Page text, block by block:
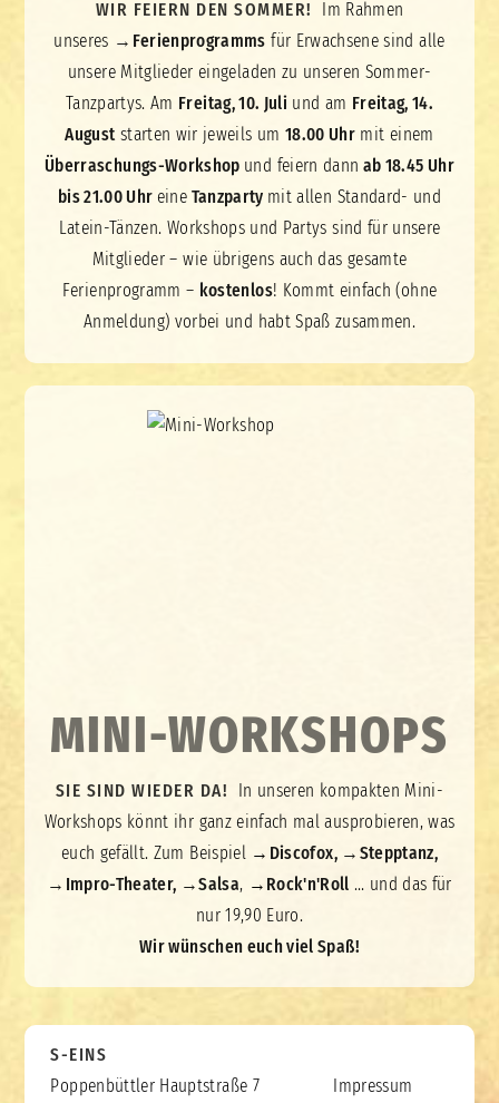
WIR FEIERN DEN SOMMER!
Im Rahmen
unseres → Ferienprogramms für Erwachsene sind alle
unsere Mitglieder eingeladen zu unseren Sommer-
Tanzpartys. Am Freitag, 10. Juli und am Freitag, 14.
Auguststarten wir jeweils um 18.00 Uhr mit einem
Überraschungs-Workshop und feiern dann ab 18.45 Uhr
bis 21.00 Uhr eine Tanzparty mit allen Standard- und
Latein-Tänzen. Workshops und Partys sind für unsere
Mitglieder – wie übrigens auch das gesamte
Ferienprogramm – kostenlos! Kommt einfach (ohne
Anmeldung) vorbei und habt Spaß zusammen.
MINI-WORKSHOPS
SIE SIND WIEDER DA!
In unseren kompakten Mini-
Workshops könnt ihr ganz einfach mal ausprobieren, was
euch gefällt. Zum Beispiel → Discofox, → Stepptanz,
→ Impro-Theater, →Salsa, → Rock'n'Roll … und das für
nur 19,90 Euro.
Wir wünschen euch viel Spaß!
S-EINS
Poppenbüttler Hauptstraße 7
Impressum